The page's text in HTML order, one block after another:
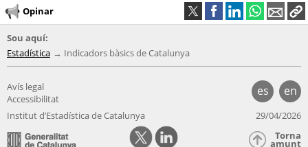
Opinar
Sou aquí:
Estadística
Indicadors bàsics de Catalunya
es en
Avís legal
Accessibilitat
Institut d’Estadística de Catalunya
29/04/2026
Torna
amunt